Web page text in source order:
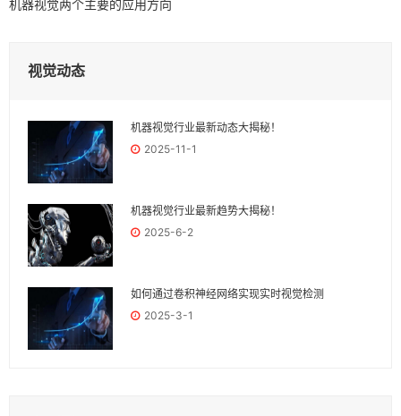
机器视觉两个主要的应用方向
视觉动态
机器视觉行业最新动态大揭秘！
2025-11-1
机器视觉行业最新趋势大揭秘！
2025-6-2
如何通过卷积神经网络实现实时视觉检测
2025-3-1